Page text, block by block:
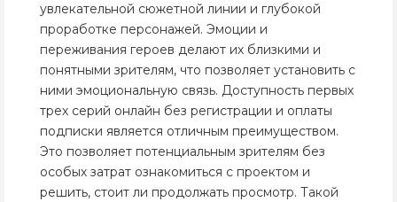
увлекательной сюжетной линии и глубокой
проработке персонажей. Эмоции и
переживания героев делают их близкими и
понятными зрителям, что позволяет установить с
ними эмоциональную связь. Доступность первых
трех серий онлайн без регистрации и оплаты
подписки является отличным преимуществом.
Это позволяет потенциальным зрителям без
особых затрат ознакомиться с проектом и
решить, стоит ли продолжать просмотр. Такой